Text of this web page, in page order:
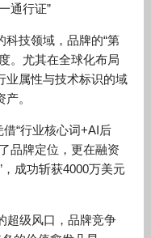
通行证”
技领域，品牌的“第
。尤其在全球化布局
业属性与技术标识的域
。
“行业核心词+AI后
品牌定位，更在融资
成功斩获4000万美元
超级风口，品牌竞争